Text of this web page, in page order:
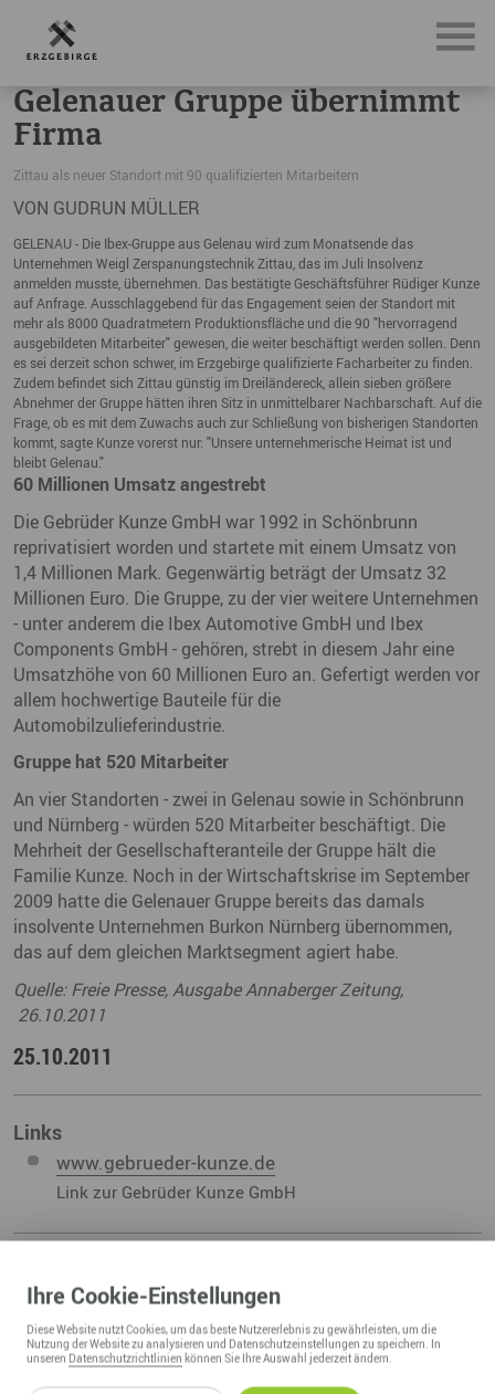
News, Neuigkeiten & Nachrichten aus dem Erzgebirge
Gelenauer Gruppe übernimmt
Firma
Zittau als neuer Standort mit 90 qualifizierten Mitarbeitern
VON GUDRUN MÜLLER
GELENAU - Die Ibex-Gruppe aus Gelenau wird zum Monatsende das
Unternehmen Weigl Zerspanungstechnik Zittau, das im Juli Insolvenz
anmelden musste, übernehmen. Das bestätigte Geschäftsführer Rüdiger Kunze
auf Anfrage. Ausschlaggebend für das Engagement seien der Standort mit
mehr als 8000 Quadratmetern Produktionsfläche und die 90 "hervorragend
ausgebildeten Mitarbeiter" gewesen, die weiter beschäftigt werden sollen. Denn
es sei derzeit schon schwer, im Erzgebirge qualifizierte Facharbeiter zu finden.
Zudem befindet sich Zittau günstig im Dreiländereck, allein sieben größere
Abnehmer der Gruppe hätten ihren Sitz in unmittelbarer Nachbarschaft. Auf die
Frage, ob es mit dem Zuwachs auch zur Schließung von bisherigen Standorten
kommt, sagte Kunze vorerst nur: "Unsere unternehmerische Heimat ist und
bleibt Gelenau."
60 Millionen Umsatz angestrebt
Die Gebrüder Kunze GmbH war 1992 in Schönbrunn
reprivatisiert worden und startete mit einem Umsatz von
1,4 Millionen Mark. Gegenwärtig beträgt der Umsatz 32
Millionen Euro. Die Gruppe, zu der vier weitere Unternehmen
- unter anderem die Ibex Automotive GmbH und Ibex
Components GmbH - gehören, strebt in diesem Jahr eine
Umsatzhöhe von 60 Millionen Euro an. Gefertigt werden vor
allem hochwertige Bauteile für die
Automobilzulieferindustrie.
Gruppe hat 520 Mitarbeiter
An vier Standorten - zwei in Gelenau sowie in Schönbrunn
und Nürnberg - würden 520 Mitarbeiter beschäftigt. Die
Mehrheit der Gesellschafteranteile der Gruppe hält die
Familie Kunze. Noch in der Wirtschaftskrise im September
2009 hatte die Gelenauer Gruppe bereits das damals
insolvente Unternehmen Burkon Nürnberg übernommen,
das auf dem gleichen Marktsegment agiert habe.
Quelle: Freie Presse, Ausgabe Annaberger Zeitung,
26.10.2011
25.10.2011
Links
www.gebrueder-kunze.de
Link zur Gebrüder Kunze GmbH
Ihre Cookie-Einstellungen
DieseWebsitenutzt Cookies, um das beste Nutzererlebnis zu gewährleisten, um die
Nutzung derWebsitezu analysieren und Datenschutzeinstellungen zu speichern. In
unseren Datenschutzrichtlinien können Sie Ihre Auswahl jederzeit ändern.